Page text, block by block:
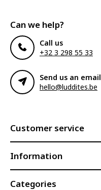
Can we help?
Call us
+32 3 298 55 33
Send us an email
hello@luddites.be
Customer service
Information
Categories